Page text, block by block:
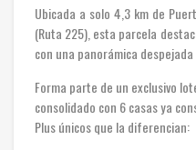
Ubicada a solo 4,3 km de
(Ruta 225), esta parcela
con una panorámica
Forma parte de un exclusivo
consolidado con 6 casas ya
Plus únicos que la diferencian: